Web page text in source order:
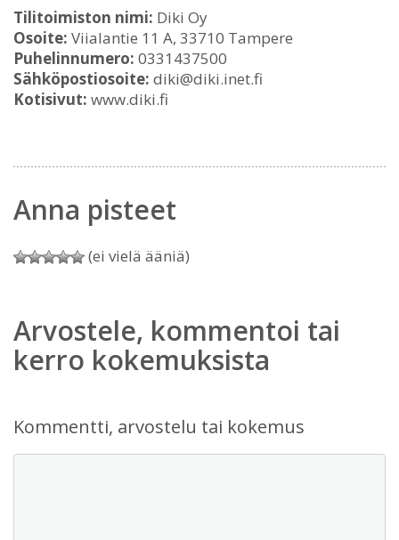
Tilitoimiston nimi: Diki Oy
Osoite: Viialantie 11 A, 33710 Tampere
Puhelinnumero: 0331437500
Sähköpostiosoite: diki@diki.inet.fi
Kotisivut: www.diki.fi
Anna pisteet
(ei vielä ääniä)
Arvostele, kommentoi tai
kerro kokemuksista
Kommentti, arvostelu tai kokemus